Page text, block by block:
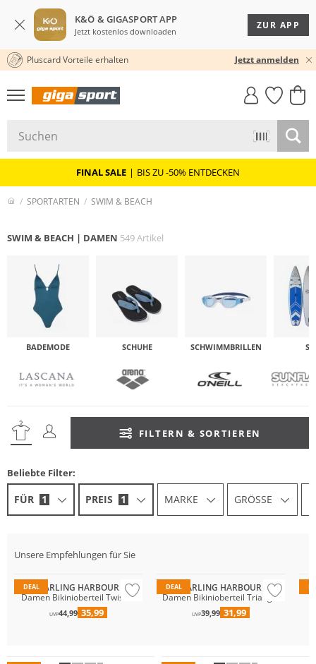
K&Ö & GIGASPORT APP
Jetzt kostenlos downloaden
ZUR APP
★★★★★ 4,8 / 5,0 STERNE
Pluscard Vorteile erhalten Jetzt anmelden
GIGASTYLE
FAHRRAD­
MUST-HAVE
FINAL SALE | BIS ZU -50% ENTDECKEN
SPORTARTEN SWIM & BEACH
SWIM & BEACH | DAMEN 549 Artikel
BADEMODE SCHUHE SCHWIMMBRILLEN
FILTERN & SORTIEREN
Beliebte Filter:
FÜR 1 PREIS 1 MARKE GRÖSSE
Unsere Empfehlungen für Sie
DEAL
Mix & Match
DARLING HARBOUR
Damen Bikinioberteil Twisted
UVP44,99 35,99
DEALDARLING HARBOUR
Damen Bikinioberteil Triangel
UVP39,99 31,99